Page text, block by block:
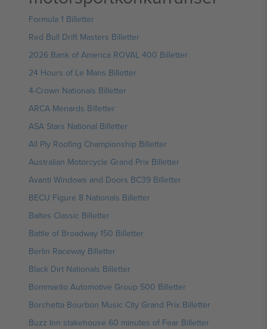
Formula 1 Billetter
Red Bull Drift Masters Billetter
2026 Bank of America ROVAL 400 Billetter
24 Hours of Le Mans Billetter
4-Crown Nationals Billetter
ARCA Menards Billetter
ASA Stars National Billetter
All Ply Roofing Championship Billetter
Australian Motorcycle Grand Prix Billetter
Avanti Windows and Doors BC39 Billetter
BECU Figure 8 Nationals Billetter
Baltes Classic Billetter
Battle of Broadway 150 Billetter
Berlin Raceway Billetter
Black Dirt Nationals Billetter
Bommarito Automotive Group 500 Billetter
Borchetta Bourbon Music City Grand Prix Billetter
Buzz Inn stakehouse 60 minutes of Fear Billetter